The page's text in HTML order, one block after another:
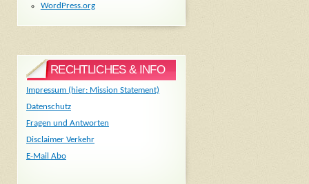
WordPress.org
RECHTLICHES & INFO
Impressum (hier: Mission Statement)
Datenschutz
Fragen und Antworten
Disclaimer Verkehr
E-Mail Abo